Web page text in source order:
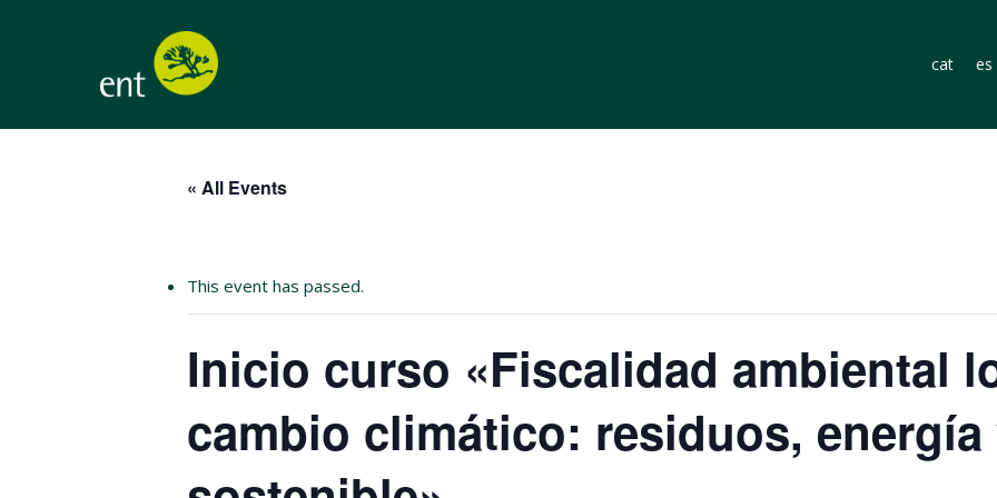
cat es
« All Events
This event has passed.
Inicio curso «Fiscalidad ambiental
cambio climático: residuos,